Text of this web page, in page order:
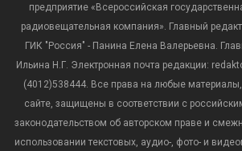
предприятие «Всероссийская
радиовещательная компания». Главный
ГИК "Россия" - Панина Елена Валерьевна.
Ильина Н.Г. Электронная почта редакции:
(4012)538444. Все права на любые
сайте, защищены в соответствии с
законодательством об авторском праве и
использовании текстовых, аудио-, фото- и